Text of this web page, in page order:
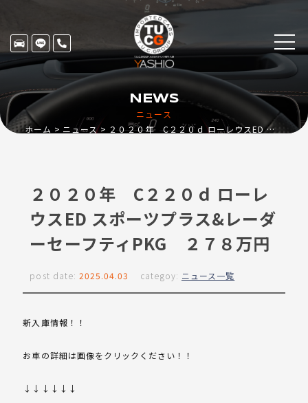
ニュース
NEWS
ホーム ニュース ２０２０年 C２２０ｄ ローレウスED スポーツプラス&レーダーセーフティPKG ２７８万円
２０２０年 C２２０ｄ ローレ
ウスED スポーツプラス&レーダ
ーセーフティPKG ２７８万円
post date: 2025.04.03 categoy: ニュース一覧
新入庫情報！！
お車の詳細は画像をクリックください！！
↓↓↓↓↓↓